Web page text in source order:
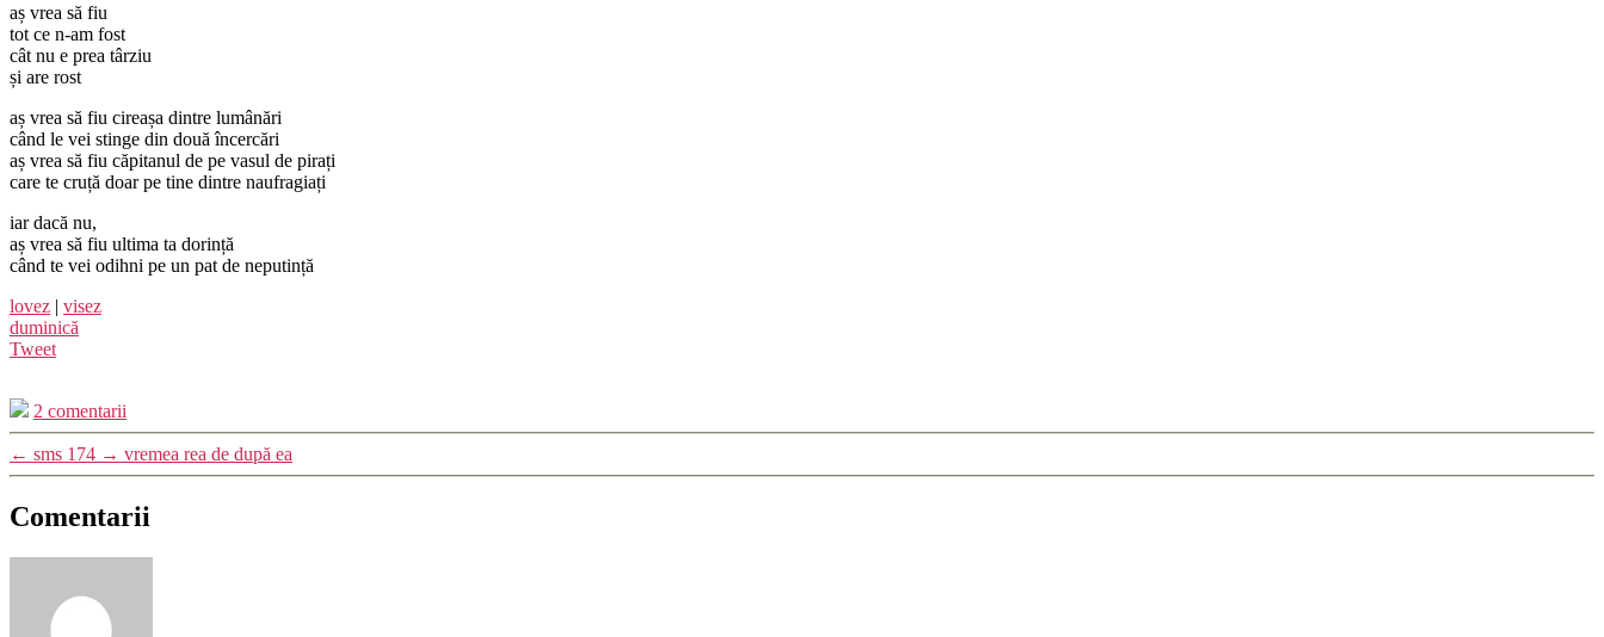
aș vrea să fiu
tot ce n-am fost
cât nu e prea târziu
și are rost
aș vrea să fiu cireașa dintre lumânări
când le vei stinge din două încercări
aș vrea să fiu căpitanul de pe vasul de pirați
care te cruță doar pe tine dintre naufragiați
iar dacă nu,
aș vrea să fiu ultima ta dorință
când te vei odihni pe un pat de neputință
lovez | visez
duminică
Tweet
2 comentarii
← sms 174 → vremea rea de după ea
Comentarii